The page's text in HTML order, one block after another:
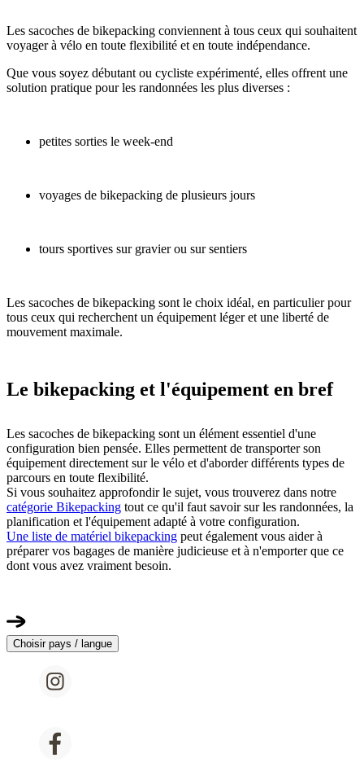
Les sacoches de bikepacking conviennent à tous ceux qui souhaitent
voyager à vélo en toute flexibilité et en toute indépendance.
Que vous soyez débutant ou cycliste expérimenté, elles offrent une
solution pratique pour les randonnées les plus diverses :
petites sorties le week-end
voyages de bikepacking de plusieurs jours
tours sportives sur gravier ou sur sentiers
Les sacoches de bikepacking sont le choix idéal, en particulier pour
tous ceux qui recherchent un équipement léger et une liberté de
mouvement maximale.
Le bikepacking et l'équipement en bref
Les sacoches de bikepacking sont un élément essentiel d'une
configuration bien pensée. Elles permettent de transporter son
équipement directement sur le vélo et d'aborder différents types de
parcours en toute flexibilité.
Si vous souhaitez approfondir le sujet, vous trouverez dans notre
catégorie Bikepacking tout ce qu'il faut savoir sur les randonnées, la
planification et l'équipement adapté à votre configuration.
Une liste de matériel bikepacking peut également vous aider à
préparer vos bagages de manière judicieuse et à n'emporter que ce
dont vous avez vraiment besoin.
Choisir pays / langue